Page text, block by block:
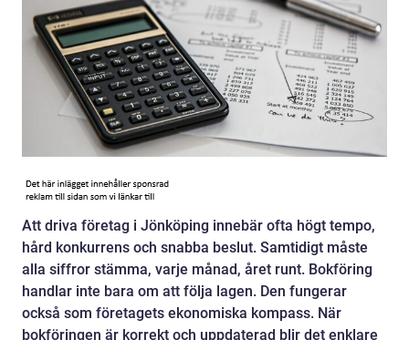
Att driva företag i Jönköping innebär ofta högt tempo,
hård konkurrens och snabba beslut. Samtidigt måste
alla siffror stämma, varje månad, året runt. Bokföring
handlar inte bara om att följa lagen. Den fungerar
också som företagets ekonomiska kompass. När
bokföringen är korrekt och uppdaterad blir det enklare